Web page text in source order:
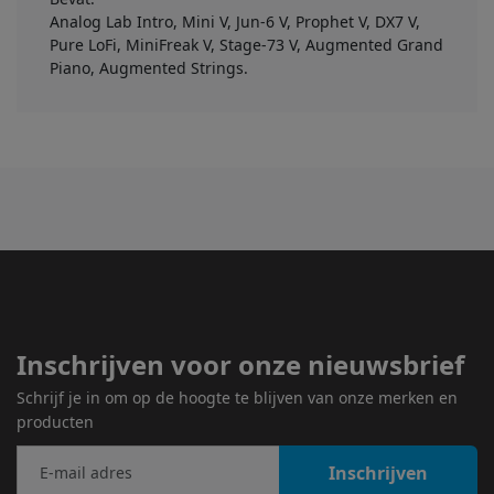
Analog Lab Intro, Mini V, Jun-6 V, Prophet V, DX7 V,
Pure LoFi, MiniFreak V, Stage-73 V, Augmented Grand
Piano, Augmented Strings.
Inschrijven voor onze nieuwsbrief
Schrijf je in om op de hoogte te blijven van onze merken en
producten
Inschrijven